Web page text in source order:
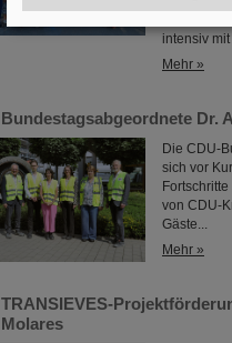
intensiv
Mehr »
Bundestagsabgeordnete Dr.
Die CDU-
sich vor
von CDU-
Gäste...
Mehr »
TRANSIEVES-
Molares